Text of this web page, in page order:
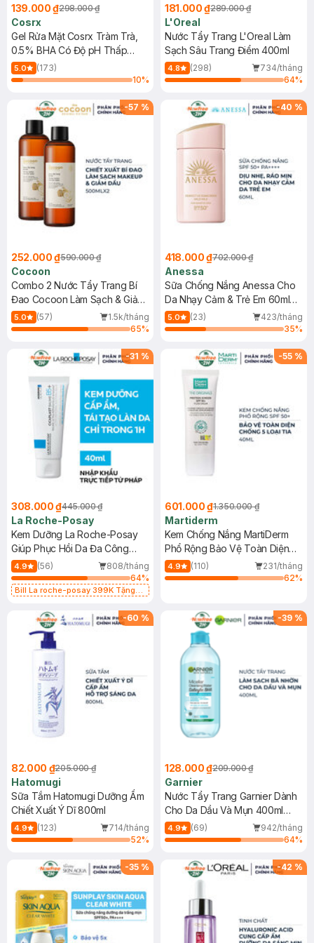
139.000 ₫298.000 ₫
Cosrx
Gel Rửa Mặt Cosrx Tràm Trà,
0.5% BHA Có Độ pH Thấp
150ml
5.0
(173)
10%
181.000 ₫289.000 ₫
L'Oreal
Nước Tẩy Trang L'Oreal Làm
Sạch Sâu Trang Điểm 400ml
4.8 (298)
734/tháng
64%
-57 %
252.000 ₫590.000 ₫
Cocoon
Combo 2 Nước Tẩy Trang Bí
Đao Cocoon Làm Sạch & Giảm
Dầu 500ml
5.0 (57)
1.5k/tháng
65%
-40 %
418.000 ₫702.000 ₫
Anessa
Sữa Chống Nắng Anessa Cho
Da Nhạy Cảm & Trẻ Em 60ml
(Mới)
5.0 (23)
423/tháng
35%
-31 %
308.000 ₫445.000 ₫
La Roche-Posay
Kem Dưỡng La Roche-Posay
Giúp Phục Hồi Da Đa Công
Dụng 40ml
4.9 (56)
808/tháng
64%
Bill La roche-posay 399K Tặng
(SL có hạn)
-55 %
601.000 ₫1.350.000 ₫
Martiderm
Kem Chống Nắng MartiDerm
Phổ Rộng Bảo Vệ Toàn Diện
40ml
4.9 (110)
231/tháng
62%
-60 %
82.000 ₫205.000 ₫
Hatomugi
Sữa Tắm Hatomugi Dưỡng Ẩm
Chiết Xuất Ý Dĩ 800ml
4.9 (123)
714/tháng
52%
-39 %
128.000 ₫209.000 ₫
Garnier
Nước Tẩy Trang Garnier Dành
Cho Da Dầu Và Mụn 400ml
(Mới)
4.9 (69)
942/tháng
64%
-35 % -42 %